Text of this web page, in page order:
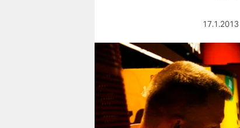
berlin
nord
wahrheit
17.1.2013